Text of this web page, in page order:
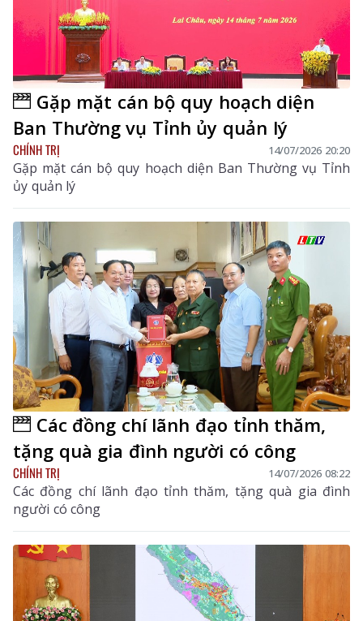
Gặp mặt cán bộ quy hoạch diện
Ban Thường vụ Tỉnh ủy quản lý
CHÍNH TRỊ 14/07/2026 20:20
Gặp mặt cán bộ quy hoạch diện Ban Thường vụ Tỉnh
ủy quản lý
Các đồng chí lãnh đạo tỉnh thăm,
tặng quà gia đình người có công
CHÍNH TRỊ 14/07/2026 08:22
Các đồng chí lãnh đạo tỉnh thăm, tặng quà gia đình
người có công